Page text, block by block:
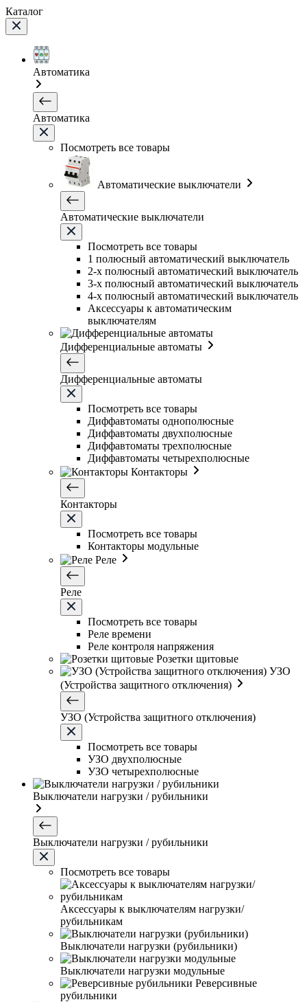
Каталог
Автоматика
Автоматика
Посмотреть все товары
Автоматические выключатели
Автоматические выключатели
Посмотреть все товары
1 полюсный автоматический выключатель
2-х полюсный автоматический выключатель
3-х полюсный автоматический выключатель
4-х полюсный автоматический выключатель
Аксессуары к автоматическим
выключателям
Дифференциальные автоматы
Дифференциальные автоматы
Посмотреть все товары
Диффавтоматы однополюсные
Диффавтоматы двухполюсные
Диффавтоматы трехполюсные
Диффавтоматы четырехполюсные
Контакторы
Контакторы
Посмотреть все товары
Контакторы модульные
Реле
Реле
Посмотреть все товары
Реле времени
Реле контроля напряжения
Розетки щитовые
УЗО
(Устройства защитного отключения)
УЗО (Устройства защитного отключения)
Посмотреть все товары
УЗО двухполюсные
УЗО четырехполюсные
Выключатели нагрузки / рубильники
Выключатели нагрузки / рубильники
Посмотреть все товары
Аксессуары к выключателям нагрузки/
рубильникам
Выключатели нагрузки (рубильники)
Выключатели нагрузки модульные
Реверсивные
рубильники